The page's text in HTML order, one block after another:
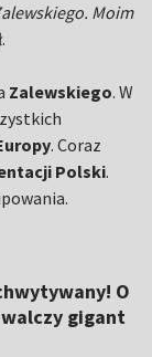
Moim
Zalewskiego. W
. Coraz
Polski.
O
gigant